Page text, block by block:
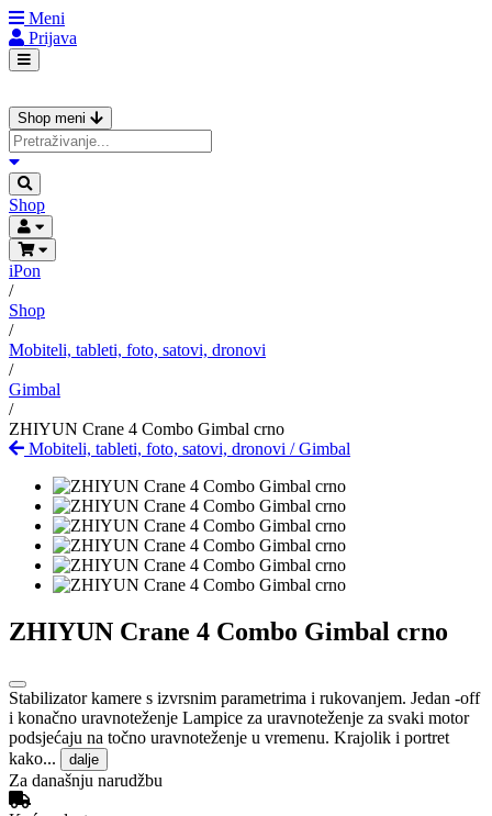
Meni
Prijava
Shop meni
Shop
iPon
/
Shop
/
Mobiteli, tableti, foto, satovi, dronovi
/
Gimbal
/
ZHIYUN Crane 4 Combo Gimbal crno
Mobiteli, tableti, foto, satovi, dronovi /Gimbal
ZHIYUN Crane 4 Combo Gimbal crno
Stabilizator kamere s izvrsnim parametrima i rukovanjem. Jedan -off
i konačno uravnoteženje Lampice za uravnoteženje za svaki motor
podsjećaju na točno uravnoteženje u vremenu. Krajolik i portret
kako...
dalje
Za današnju narudžbu